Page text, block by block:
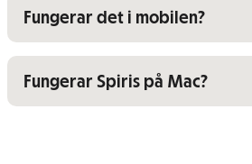
Visa/dölj innehåll för
Fungerar det i mobilen?
Visa/dölj innehåll för
Fungerar Spiris på Mac?